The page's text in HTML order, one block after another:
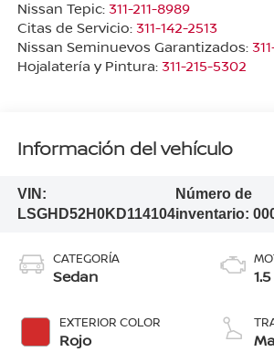
Nissan Tepic: 311-211-8989
Citas de Servicio: 311-142-2513
Nissan Seminuevos Garantizados:
Hojalatería y Pintura: 311-215-5302
Información del vehículo
VIN:
LSGHD52H0KD114104
Número de
inventario:
CATEGORÍA
Sedan
EXTERIOR COLOR
Rojo